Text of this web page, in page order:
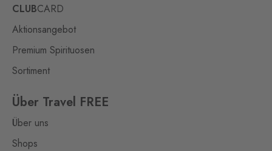
CLUBCARD
Aktionsangebot
Premium Spirituosen
Sortiment
Über Travel FREE
Über uns
Shops